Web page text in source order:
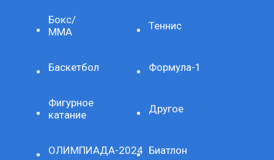
Бокс/
ММА
Теннис
Баскетбол Формула-1
Фигурное
катание
Другое
ОЛИМПИАДА-2024 Биатлон